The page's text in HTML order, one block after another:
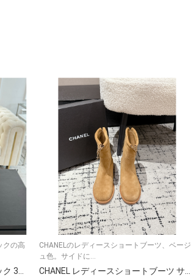
クの高
シャネル レディース ブーツ ブラック 36C イタリア製 プラットフォーム ヒール ラグジュアリー 靴
CHANELのレディースショートブーツ、ベージ
ュ色。サイドに...
CHANEL レディースショートブーツ サイドチェーン ベージュ 1色入